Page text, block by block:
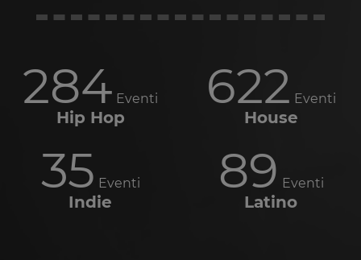
284 Eventi
Hip Hop
622 Eventi
House
35 Eventi
Indie
89 Eventi
Latino